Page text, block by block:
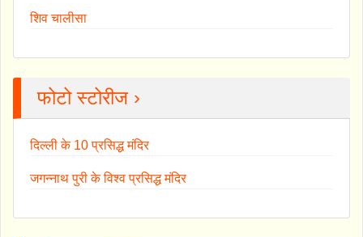
शिव चालीसा
फोटो स्टोरीज ›
दिल्ली के 10 प्रसिद्ध मंदिर
जगन्नाथ पुरी के विश्व प्रसिद्ध मंदिर